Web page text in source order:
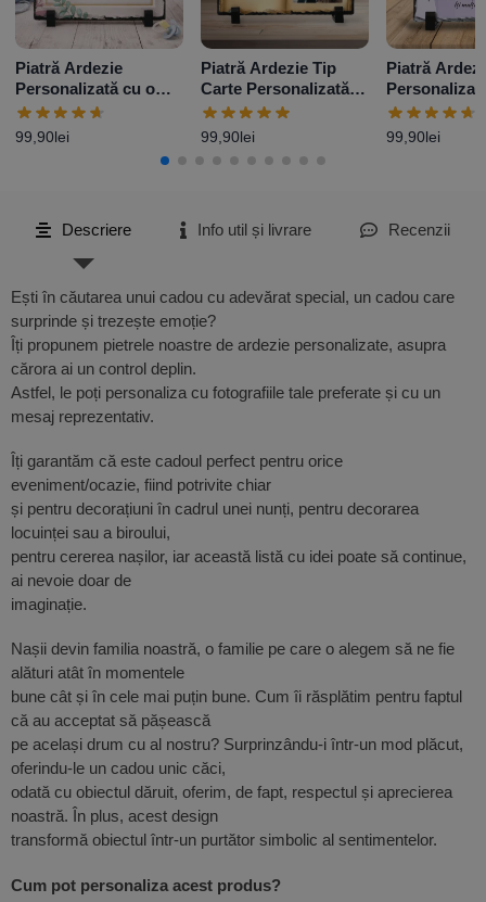
Piatră Ardezie
Personalizată cu o
poză și mesaj –
Elegance
99,90lei
Piatră Ardezie Tip
Carte Personalizată
cu o poză și mesaj
99,90lei
Piatră
poze și
99,90lei
Descriere Info util și livrare Recenzii
Ești în căutarea unui cadou cu adevărat special, un cadou care
surprinde și trezește emoție?
Îți propunem pietrele noastre de ardezie personalizate, asupra
cărora ai un control deplin.
Astfel, le poți personaliza cu fotografiile tale preferate și cu un
mesaj reprezentativ.
Îți garantăm că este cadoul perfect pentru orice
eveniment/ocazie, fiind potrivite chiar
și pentru decorațiuni în cadrul unei nunți, pentru decorarea
locuinței sau a biroului,
pentru cererea nașilor, iar această listă cu idei poate să continue,
ai nevoie doar de
imaginație.
Nașii devin familia noastră, o familie pe care o alegem să ne fie
alături atât în momentele
bune cât și în cele mai puțin bune. Cum îi răsplătim pentru faptul
că au acceptat să pășească
pe același drum cu al nostru? Surprinzându-i într-un mod plăcut,
oferindu-le un cadou unic căci,
odată cu obiectul dăruit, oferim, de fapt, respectul și aprecierea
noastră. În plus, acest design
transformă obiectul într-un purtător simbolic al sentimentelor.
Cum pot personaliza acest produs?